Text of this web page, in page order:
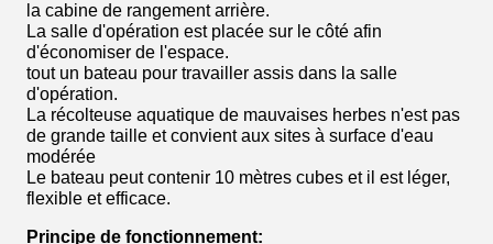
la cabine de rangement arrière.
La salle d'opération est placée sur le côté afin
d'économiser de l'espace.
tout un bateau pour travailler assis dans la salle
d'opération.
La récolteuse aquatique de mauvaises herbes n'est pas
de grande taille et convient aux sites à surface d'eau
modérée
Le bateau peut contenir 10 mètres cubes et il est léger,
flexible et efficace.
Principe de fonctionnement: